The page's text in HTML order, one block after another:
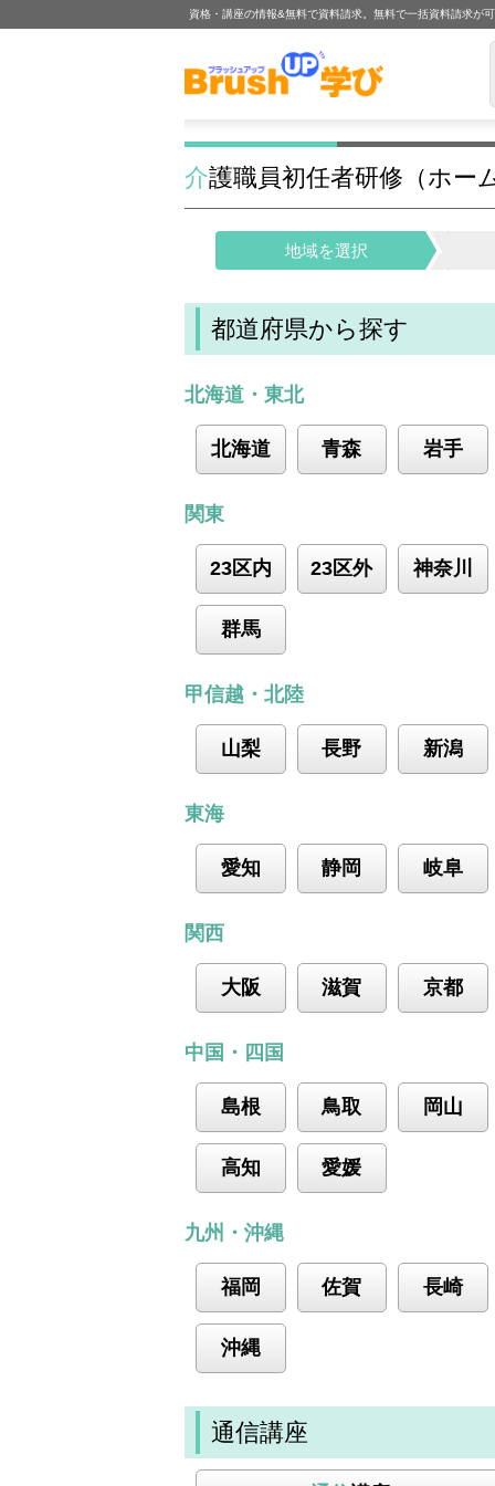
資格・講座の情報&無料で資料請求。無料で一括資料請求が
介護職員初任者研修（ホ
地域を選択
都道府県から探す
北海道・東北
北海道 青森 岩手
関東
23区内 23区外 神奈川
群馬
甲信越・北陸
山梨 長野 新潟
東海
愛知 静岡 岐阜
関西
大阪 滋賀 京都
中国・四国
島根 鳥取 岡山
高知 愛媛
九州・沖縄
福岡 佐賀 長崎
沖縄
通信講座